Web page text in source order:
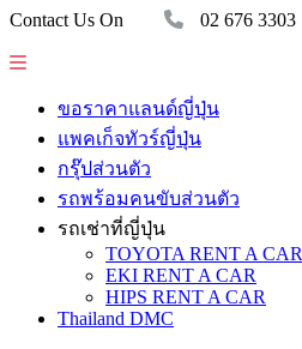
Contact Us On 02 676 3303
ขอราคาแลนด์ญี่ปุ่น
แพคเก็จทัวร์ญี่ปุ่น
กรุ๊ปส่วนตัว
รถพร้อมคนขับส่วนตัว
รถเช่าที่ญี่ปุ่น
TOYOTA RENT A CAR
EKI RENT A CAR
HIPS RENT A CAR
Thailand DMC